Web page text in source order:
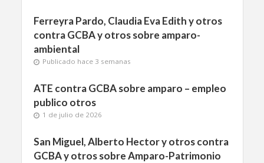
Ferreyra Pardo, Claudia Eva Edith y otros
contra GCBA y otros sobre amparo-
ambiental
Publicado hace 3 semanas
ATE contra GCBA sobre amparo – empleo
publico otros
1 de julio de 2026
San Miguel, Alberto Hector y otros contra
GCBA y otros sobre Amparo-Patrimonio